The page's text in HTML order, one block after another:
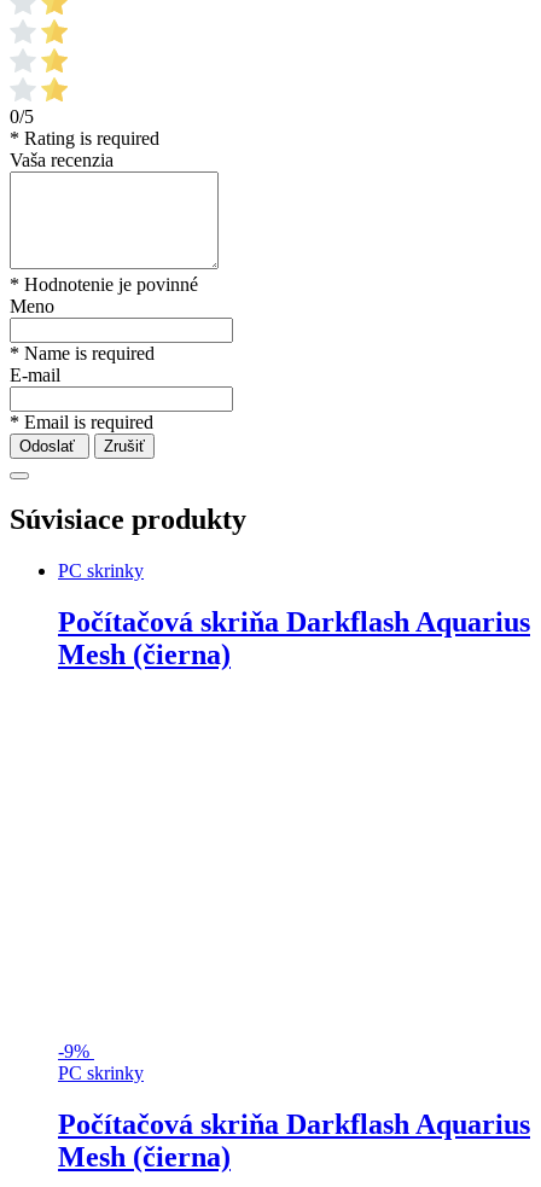
0/5
* Rating is required
Vaša recenzia
* Hodnotenie je povinné
Meno
* Name is required
E-mail
* Email is required
Odoslať Zrušiť
Súvisiace produkty
PC skrinky
Počítačová skriňa Darkflash Aquarius
Mesh (čierna)
-9%
PC skrinky
Počítačová skriňa Darkflash Aquarius
Mesh (čierna)